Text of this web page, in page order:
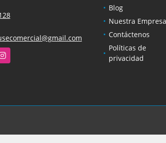
Blog
Nuestra Empresa
Contáctenos
Políticas de
privacidad